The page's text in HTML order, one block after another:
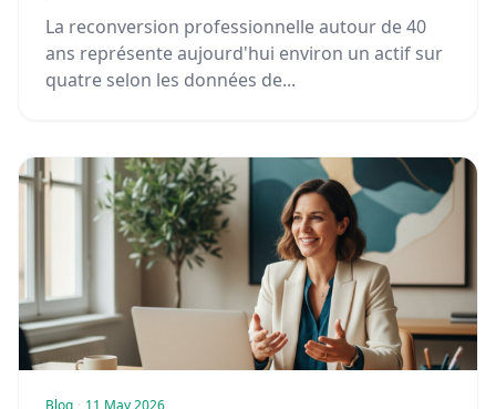
La reconversion professionnelle autour de 40
ans représente aujourd'hui environ un actif sur
quatre selon les données de...
Blog · 11 May 2026